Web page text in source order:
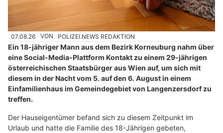
07.08.26 VON POLIZEI.NEWS REDAKTION
Ein 18-jähriger Mann aus dem Bezirk Korneuburg nahm über
eine Social-Media-Plattform Kontakt zu einem 29-jährigen
österreichischen Staatsbürger aus Wien auf, um sich mit
diesem in der Nacht vom 5. auf den 6. August in einem
Einfamilienhaus im Gemeindegebiet von Langenzersdorf zu
treffen.
Der Hauseigentümer befand sich zu diesem Zeitpunkt im
Urlaub und hatte die Familie des 18-Jährigen gebeten,